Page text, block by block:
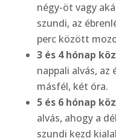
négy-öt vagy
szundi, az
perc között
3 és 4 hónap
nappali alvás,
másfél, két óra.
5 és 6 hónap
alvás, ahogy a
szundi kezd